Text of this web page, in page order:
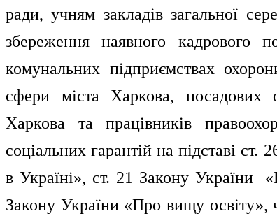
ради, учням закладів загальної
збереження наявного кадрового
комунальних підприємствах
сфери міста Харкова, посадових
Харкова та працівників
соціальних гарантій на підставі
в Україні», ст. 21 Закону України
Закону України «Про вищу